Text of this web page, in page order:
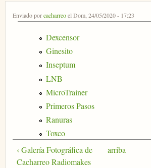
Enviado porcacharreoel Dom, 24/05/2020 - 17:23
Dexcensor
Ginesito
Inseptum
LNB
MicroTrainer
Primeros Pasos
Ranuras
Toxco
‹ Galería Fotográfica de
Cacharreo Radiomakes
arriba